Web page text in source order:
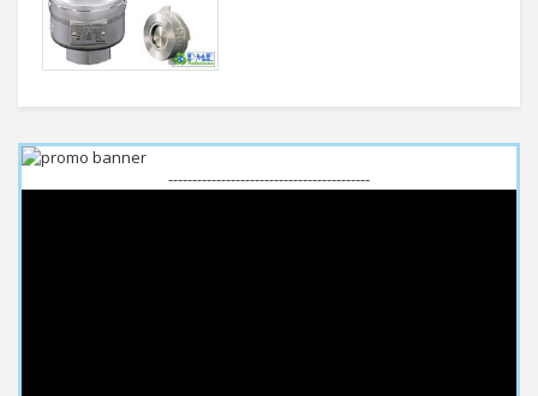
------------------------------------------